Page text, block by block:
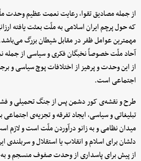
از جمله مصادیق تقوا، رعایت نعمت عظیم وحدت
که حول پرچم ایران اسلامی به ملّت بعثت یافته
مهمترین عوامل ظفر در مقابل شیطان بزرگ
آحاد ملّت خصوصاً نخبگان فکری و سیاسی از جمله
از این وحدت و پرهیز از اختلافات پوچ سیاسی و
اجتماعی است.
طرح و نقشه‌ی کور دشمن پس از جنگ تحمیلی و
تبلیغاتی و سیاسی، ایجاد تفرقه و تجزیه‌ی
میدان نظامی و به زانو درآوردن ملّت است و لازم
دلشان برای اسلام و انقلاب یا استقلال و سربلندی
از پیش برای پاسداری از وحدت صفوف منسجم و